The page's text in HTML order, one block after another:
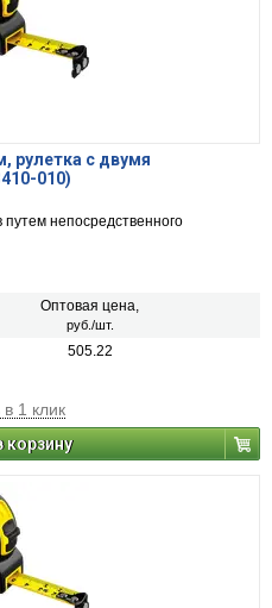
рулетка с двумя
010)
непосредственного
Оптовая цена,
руб./шт.
505.22
в 1 клик
корзину